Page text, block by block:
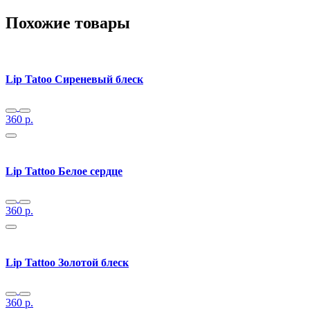
Похожие товары
Lip Tatoo Сиреневый блеск
360 р.
Lip Tattoo Белое сердце
360 р.
Lip Tattoo Золотой блеск
360 р.